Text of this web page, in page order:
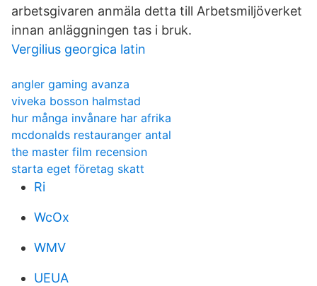
arbetsgivaren anmäla detta till Arbetsmiljöverket
innan anläggningen tas i bruk.
Vergilius georgica latin
angler gaming avanza
viveka bosson halmstad
hur många invånare har afrika
mcdonalds restauranger antal
the master film recension
starta eget företag skatt
Ri
WcOx
WMV
UEUA